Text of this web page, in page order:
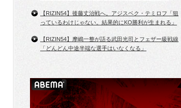
【RIZIN54】後藤丈治戦へ。アジスベク・テミロフ「狙
っているわけじゃない。結果的にKO勝利が生まれる」
【RIZIN54】摩嶋一整が語る武田光司とフェザー級戦線
「どんどん中途半端な選手はいなくなる」